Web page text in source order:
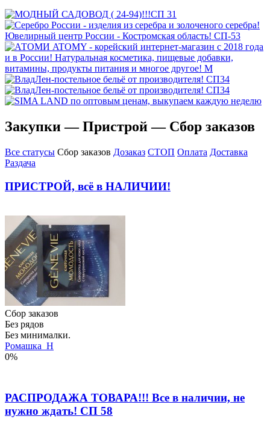
Закупки — Пристрой — Сбор заказов
Все статусы Сбор заказов Дозаказ СТОП Оплата Доставка
Раздача
ПРИСТРОЙ, всё в НАЛИЧИИ!
Сбор заказов
Без рядов
Без минималки.
Ромашка_Н
0%
РАСПРОДАЖА ТОВАРА!!! Все в наличии, не
нужно ждать! СП 58